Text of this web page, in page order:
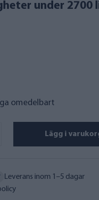
under 2700
omedelbart
Lägg i
Leverans inom 1–5 dagar